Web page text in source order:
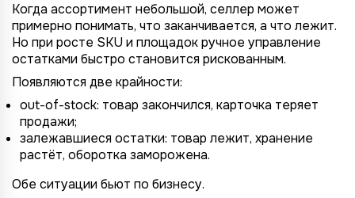
Когда ассортимент небольшой, селлер может
примерно понимать, что заканчивается, а что лежит.
Но при росте SKU и площадок ручное управление
остатками быстро становится рискованным.
Появляются две крайности:
out-of-stock: товар закончился, карточка теряет
продажи;
залежавшиеся остатки: товар лежит, хранение
растёт, оборотка заморожена.
Обе ситуации бьют по бизнесу.